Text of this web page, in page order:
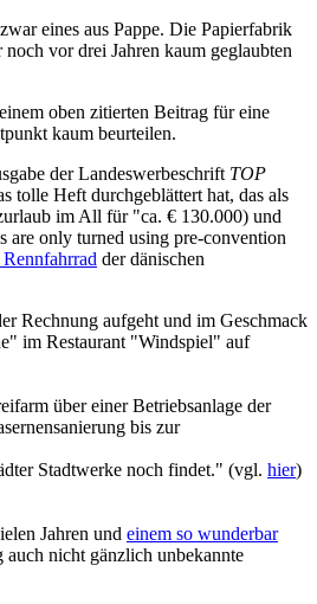
eines aus Pappe. Die Papierfabrik
vor drei Jahren kaum geglaubten
oben zitierten Beitrag für eine
kaum beurteilen.
der Landeswerbeschrift TOP
tolle Heft durchgeblättert hat, das als
im All für "ca. € 130.000) und
only turned using pre-convention
der dänischen
Rechnung aufgeht und im Geschmack
im Restaurant "Windspiel" auf
über einer Betriebsanlage der
bis zur
Stadtwerke noch findet." (vgl. hier)
Jahren und einem so wunderbar
nicht gänzlich unbekannte